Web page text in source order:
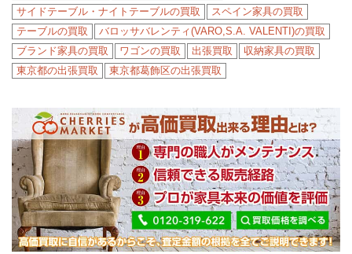
サイドテーブル・ナイトテーブルの買取
スペイン家具の買取
テーブルの買取
バロッサバレンティ(VARO,S.A. VALENTI)の買取
ブランド家具の買取
ワゴンの買取 出張買取
収納家具の買取
東京都の出張買取
東京都葛飾区の出張買取